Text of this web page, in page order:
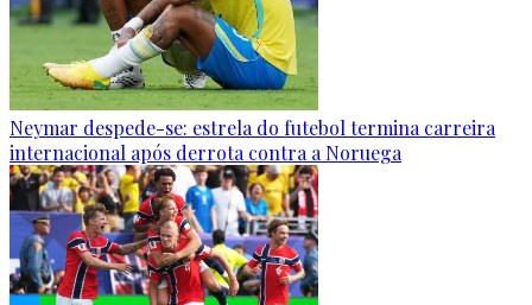
Neymar despede-se: estrela do futebol termina carreira
internacional após derrota contra a Noruega